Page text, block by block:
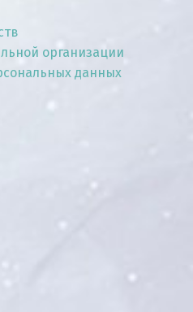
организации
данных